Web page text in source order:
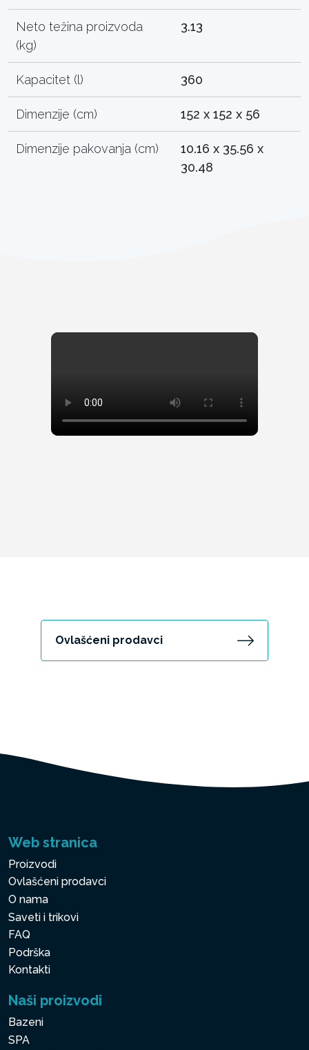
Neto težina proizvoda
(kg)
3.13
Kapacitet (l) 360
Dimenzije (cm) 152 x 152 x 56
Dimenzije pakovanja (cm)
10.16 x 35.56 x
30.48
Ovlašćeni prodavci
Web stranica
Proizvodi
Ovlašćeni prodavci
O nama
Saveti i trikovi
FAQ
Podrška
Kontakti
Naši proizvodi
Bazeni
SPA